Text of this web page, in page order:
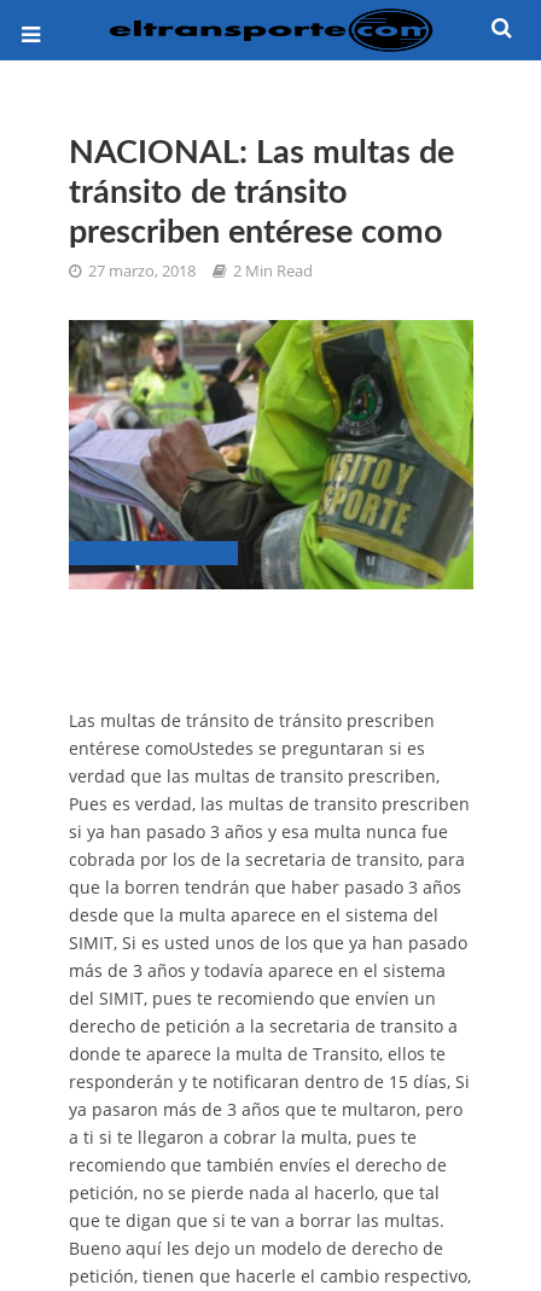
NACIONAL: Las multas de
tránsito de tránsito
prescriben entérese como
27 marzo, 2018 2 Min Read
Las multas de tránsito de tránsito prescriben
entérese comoUstedes se preguntaran si es
verdad que las multas de transito prescriben,
Pues es verdad, las multas de transito prescriben
si ya han pasado 3 años y esa multa nunca fue
cobrada por los de la secretaria de transito, para
que la borren tendrán que haber pasado 3 años
desde que la multa aparece en el sistema del
SIMIT, Si es usted unos de los que ya han pasado
más de 3 años y todavía aparece en el sistema
del SIMIT, pues te recomiendo que envíen un
derecho de petición a la secretaria de transito a
donde te aparece la multa de Transito, ellos te
responderán y te notificaran dentro de 15 días, Si
ya pasaron más de 3 años que te multaron, pero
a ti si te llegaron a cobrar la multa, pues te
recomiendo que también envíes el derecho de
petición, no se pierde nada al hacerlo, que tal
que te digan que si te van a borrar las multas.
Bueno aquí les dejo un modelo de derecho de
petición, tienen que hacerle el cambio respectivo,